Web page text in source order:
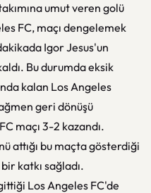
umut veren golü
FC, maçı dengelemek
Igor Jesus'un
Bu durumda eksik
kalan Los Angeles
geri dönüşü
maçı 3-2 kazandı.
attığı bu maçta gösterdiği
katkı sağladı.
Los Angeles FC'de